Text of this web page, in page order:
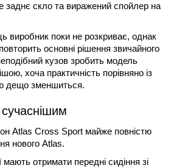
заднє скло та виражений спойлер на
виробник поки не розкриває, однак
основні рішення звичайного
кузов зробить модель
хоча практичність порівняно із
дещо зменшиться.
Atlas Cross Sport майже повністю
нового Atlas.
мають отримати передні сидіння зі